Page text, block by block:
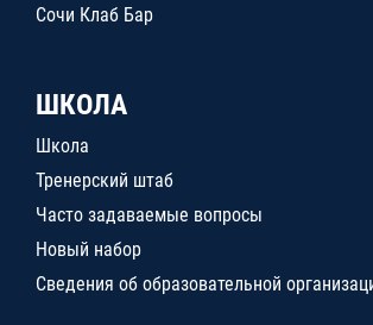
Сочи Клаб Бар
ШКОЛА
Школа
Тренерский штаб
Часто задаваемые вопросы
Новый набор
Сведения об образовательной